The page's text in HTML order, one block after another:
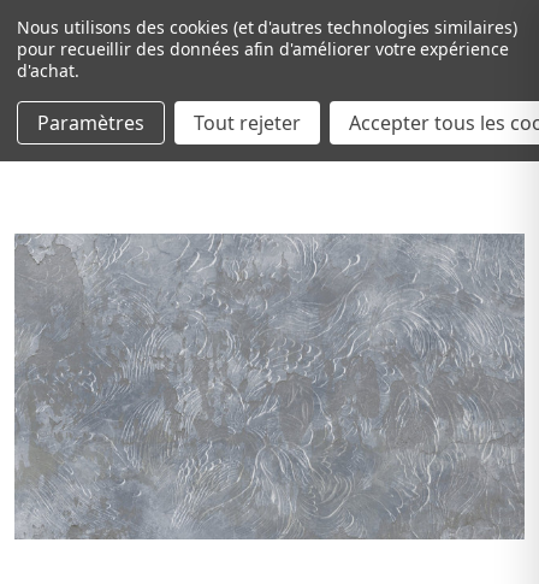
Passer au contenu principal
Nous utilisons des cookies (et d'autres technologies similaires)
pour recueillir des données afin d'améliorer votre expérience
d'achat.
Paramètres Tout rejeter Accepter tous les